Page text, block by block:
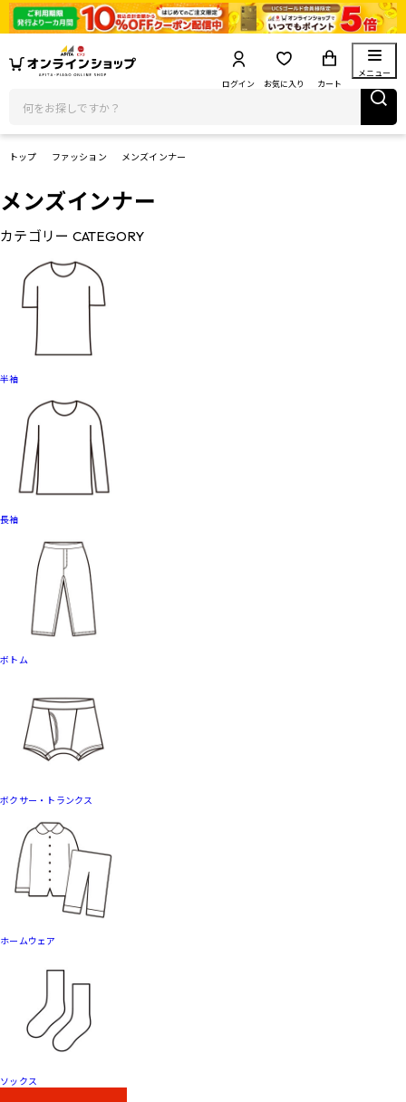
ログイン お気に入り カート
メニュー
トップ ファッション メンズインナー
メンズインナー
カテゴリー CATEGORY
半袖
長袖
ボトム
ボクサー・トランクス
ホームウェア
ソックス